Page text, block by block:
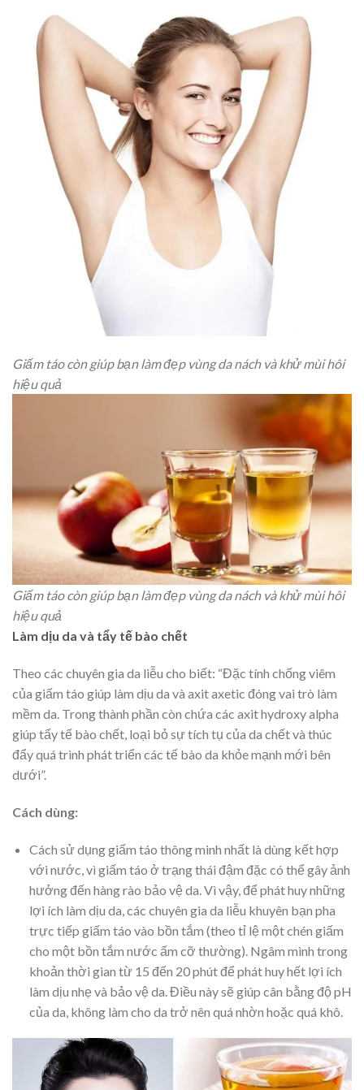
Giấm táo còn giúp bạn làm đẹp vùng da nách và khử mùi hôi
hiệu quả
Giấm táo còn giúp bạn làm đẹp vùng da nách và khử mùi hôi
hiệu quả
Làm dịu da và tẩy tế bào chết
Theo các chuyên gia da liễu cho biết: “Đặc tính chống viêm
của giấm táo giúp làm dịu da và axit axetic đóng vai trò làm
mềm da. Trong thành phần còn chứa các axit hydroxy alpha
giúp tẩy tế bào chết, loại bỏ sự tích tụ của da chết và thúc
đẩy quá trình phát triển các tế bào da khỏe mạnh mới bên
dưới”.
Cách dùng:
Cách sử dụng giấm táo thông minh nhất là dùng kết hợp
với nước, vì giấm táo ở trạng thái đậm đặc có thể gây ảnh
hưởng đến hàng rào bảo vệ da. Vì vậy, để phát huy những
lợi ích làm dịu da, các chuyên gia da liễu khuyên bạn pha
trực tiếp giấm táo vào bồn tắm (theo tỉ lệ một chén giấm
cho một bồn tắm nước ấm cỡ thường). Ngâm mình trong
khoản thời gian từ 15 đến 20 phút để phát huy hết lợi ích
làm dịu nhẹ và bảo vệ da. Điều này sẽ giúp cân bằng độ pH
của da, không làm cho da trở nên quá nhờn hoặc quá khô.